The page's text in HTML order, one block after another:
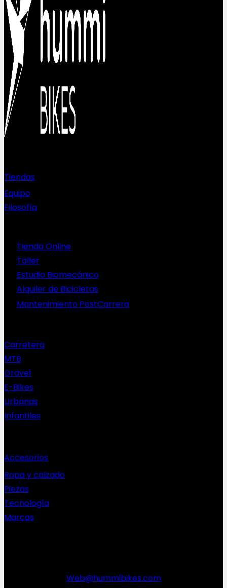
Tiendas
Equipo
Filosofía
Tienda Online
Taller
Estudio Biomecánico
Alquiler de Bicicletas
Mantenimiento PostCarrera
Carretera
MTB
Gravel
E-Bikes
Urbanas
Infantiles
Accesorios
Ropa y calzado
Piezas
Tecnología
Marcas
Web@hummibikes.com